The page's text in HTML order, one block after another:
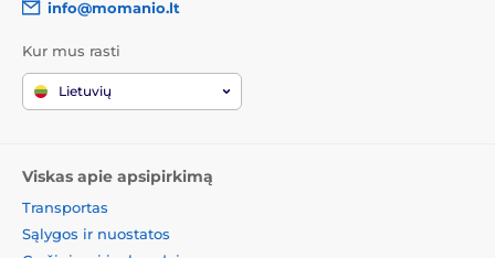
info@momanio.lt
Kur mus rasti
Lietuvių
Viskas apie apsipirkimą
Transportas
Sąlygos ir nuostatos